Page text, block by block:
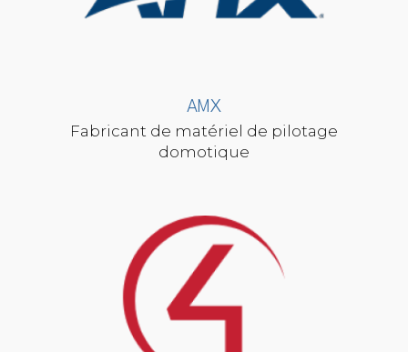
AMX
Fabricant de matériel de pilotage
domotique